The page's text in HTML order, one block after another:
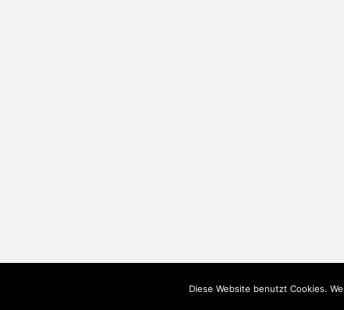
Diese Website benutzt Cookies.